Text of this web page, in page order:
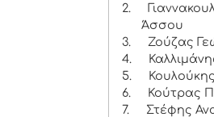
2.
Άσσου
3.
Ζούζας
4.
5.
6.
Κούτρας
7.
Στέφης